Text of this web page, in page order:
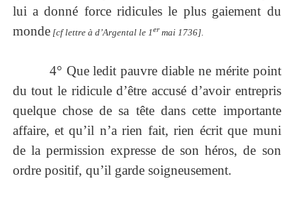
lui a donné force ridicules le plus gaiement du
monde [cf lettre à d’Argental le 1ermai 1736].
4° Que ledit pauvre diable ne mérite point
du tout le ridicule d’être accusé d’avoir entrepris
quelque chose de sa tête dans cette importante
affaire, et qu’il n’a rien fait, rien écrit que muni
de la permission expresse de son héros, de son
ordre positif, qu’il garde soigneusement.